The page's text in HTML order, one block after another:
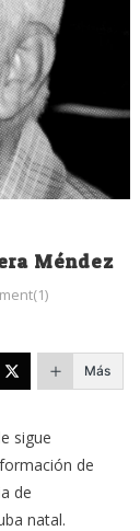
Méndez
Más
sigue
de
de
natal.